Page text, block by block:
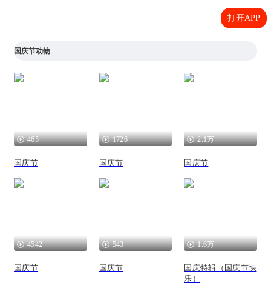
打开APP
国庆节动物
465
国庆节
1726
国庆节
2.1万
国庆节
4542
国庆节
543
国庆节
1.6万
国庆特辑（国庆节快
乐）